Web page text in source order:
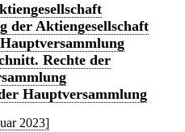
der Aktiengesellschaft
Rechte der
Hauptversammlung
2023]